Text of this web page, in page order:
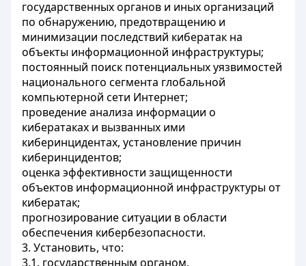
государственных органов и иных организаций
по обнаружению, предотвращению и
минимизации последствий кибератак на
объекты информационной инфраструктуры;
постоянный поиск потенциальных уязвимостей
национального сегмента глобальной
компьютерной сети Интернет;
проведение анализа информации о
кибератаках и вызванных ими
киберинцидентах, установление причин
киберинцидентов;
оценка эффективности защищенности
объектов информационной инфраструктуры от
кибератак;
прогнозирование ситуации в области
обеспечения кибербезопасности.
3. Установить, что:
3.1. государственным органом,